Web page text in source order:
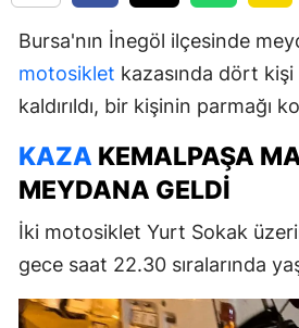
Bursa'nın İnegöl ilçesinde
motosiklet kazasında dört
kaldırıldı, bir kişinin parmağı
KAZA KEMALPAŞA
MEYDANA GELDI
İki motosiklet Yurt Sokak
gece saat 22.30 sıralarında